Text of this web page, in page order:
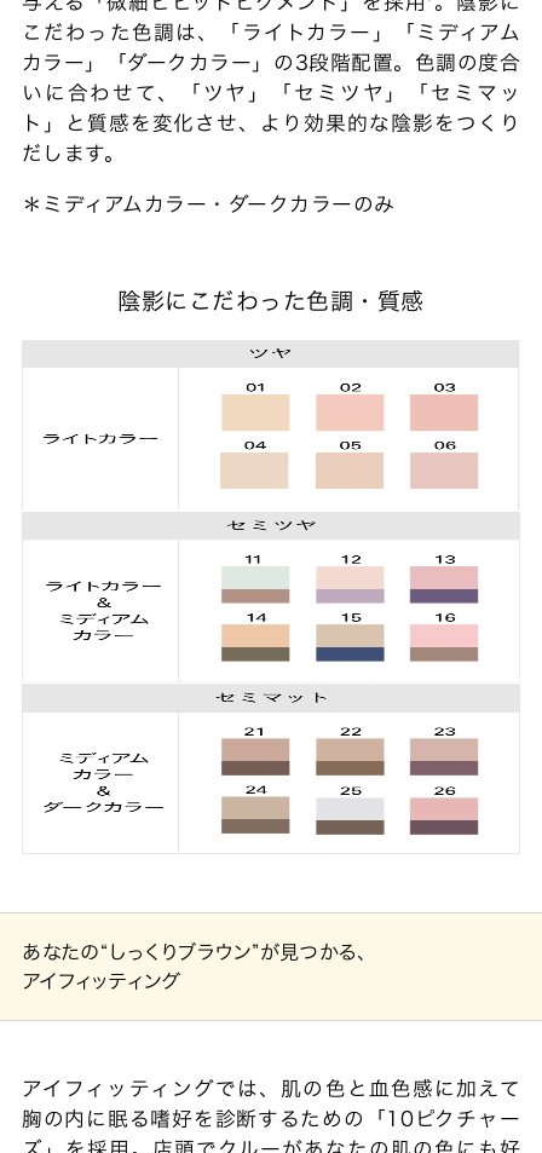
こだわった色調は、「ライトカラー」「ミディアム
カラー」「ダークカラー」の3段階配置。色調の度合
いに合わせて、「ツヤ」「セミツヤ」「セミマッ
ト」と質感を変化させ、より効果的な陰影をつくり
だします。
＊ミディアムカラー・ダークカラーのみ
陰影にこだわった色調・質感
あなたの“しっくりブラウン”が見つかる、
アイフィッティング
アイフィッティングでは、肌の色と血色感に加えて
胸の内に眠る嗜好を診断するための「10ピクチャー
ズ」を採用。店頭でクルーがあなたの肌の色にも好